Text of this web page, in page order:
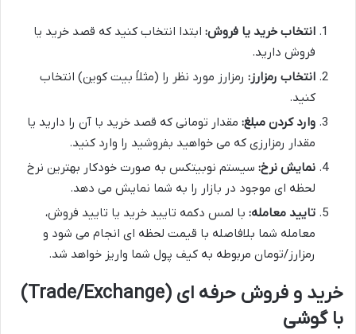
انتخاب خرید یا فروش: ابتدا انتخاب کنید که قصد خرید یا
فروش دارید.
انتخاب رمزارز: رمزارز مورد نظر را (مثلاً بیت کوین) انتخاب
کنید.
وارد کردن مبلغ: مقدار تومانی که قصد خرید با آن را دارید یا
مقدار رمزارزی که می خواهید بفروشید را وارد کنید.
نمایش نرخ: سیستم نوبیتکس به صورت خودکار بهترین نرخ
لحظه ای موجود در بازار را به شما نمایش می دهد.
تایید معامله: با لمس دکمه تایید خرید یا تایید فروش،
معامله شما بلافاصله با قیمت لحظه ای انجام می شود و
رمزارز/تومان مربوطه به کیف پول شما واریز خواهد شد.
خرید و فروش حرفه ای (Trade/Exchange)
با گوشی